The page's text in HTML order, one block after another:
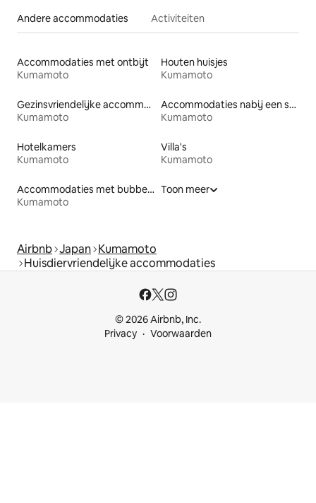
Andere accommodaties Activiteiten
Accommodaties met ontbijt
Kumamoto
Houten huisjes
Kumamoto
Gezinsvriendelijke accommodaties
Kumamoto
Accommodaties nabij een strand
Kumamoto
Hotelkamers
Kumamoto
Villa's
Kumamoto
Accommodaties met bubbelbad
Kumamoto
Toon meer
Airbnb Japan Kumamoto
Huisdiervriendelijke accommodaties
© 2026 Airbnb, Inc.
Privacy
Voorwaarden